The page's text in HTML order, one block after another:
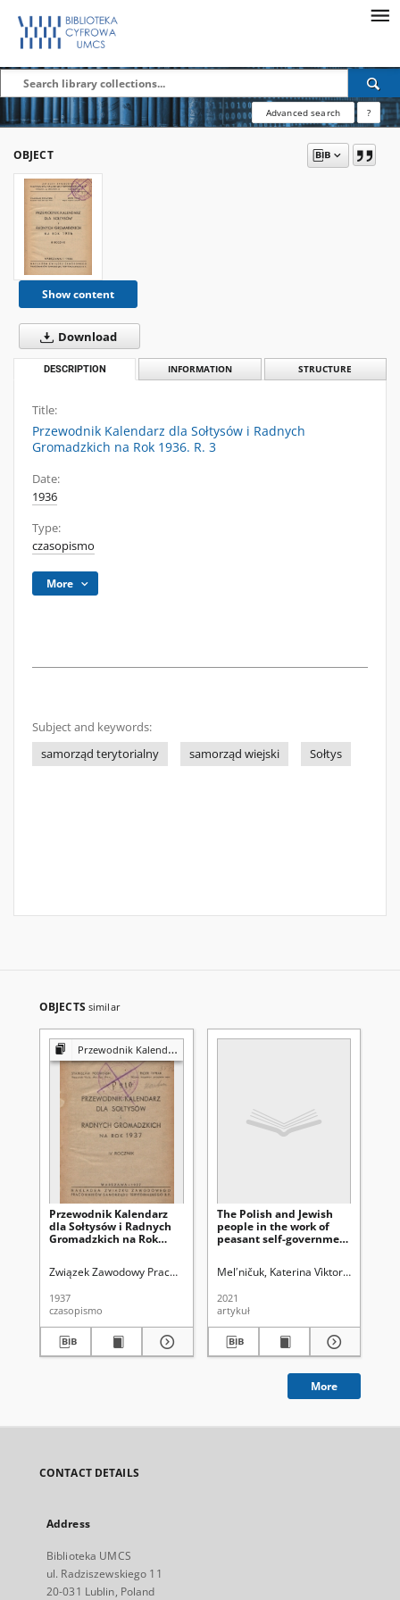
Advanced search ?
OBJECT
Show content
Download
DESCRIPTION INFORMATION STRUCTURE
Title:
Przewodnik Kalendarz dla Sołtysów i Radnych
Gromadzkich na Rok 1936. R. 3
Date:
1936
Type:
czasopismo
More
Subject and keywords:
samorząd terytorialny
samorząd wiejski Sołtys
OBJECTS similar
Przewodnik Kalendarz dla Sołtysów i Radnych Gromadzkich na Rok ...
Przewodnik Kalendarz
dla Sołtysów i Radnych
Gromadzkich na Rok
Związek Zawodowy Pracowników Samorządu Terytorialnego
1937
czasopismo
The Polish and Jewish
people in the work of
peasant self-government
half of the 19th and the
centuries
Melʹničuk, Katerina Vìktorìvna
2021
artykuł
More
CONTACT DETAILS
Address
Biblioteka UMCS
ul. Radziszewskiego 11
20-031 Lublin, Poland